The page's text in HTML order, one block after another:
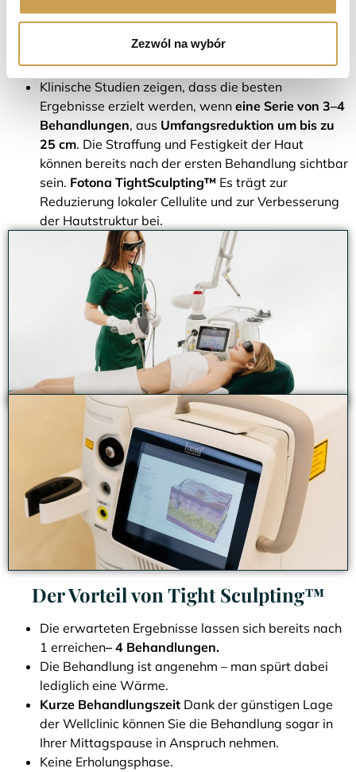
Zezwól na wybór
sichtbar.
Behandlung sichtbar – eine Umfangreduktion von
bis zu 7 cm.
Klinische Studien zeigen, dass die besten
Ergebnisse erzielt werden, wenn eine Serie von 3–4
Behandlungen, aus Umfangsreduktion um bis zu
25 cm. Die Straffung und Festigkeit der Haut
können bereits nach der ersten Behandlung sichtbar
sein. Fotona TightSculpting™ Es trägt zur
Reduzierung lokaler Cellulite und zur Verbesserung
der Hautstruktur bei.
Der Vorteil von Tight Sculpting™
Die erwarteten Ergebnisse lassen sich bereits nach
1 erreichen– 4 Behandlungen.
Die Behandlung ist angenehm – man spürt dabei
lediglich eine Wärme.
Kurze Behandlungszeit Dank der günstigen Lage
der Wellclinic können Sie die Behandlung sogar in
Ihrer Mittagspause in Anspruch nehmen.
Keine Erholungsphase.